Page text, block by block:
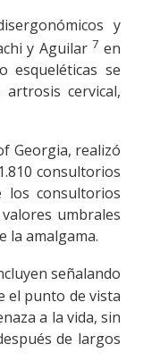
y
y Aguilar 7 en
esqueléticas se
cervical,
Georgia, realizó
consultorios
los consultorios
umbrales
la amalgama.
señalando
el punto de vista
a la vida, sin
de largos